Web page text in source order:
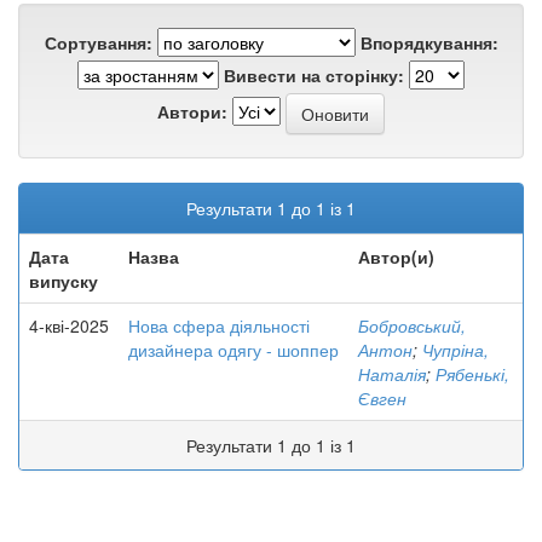
Сортування:
Впорядкування:
Вивести на сторінку:
Автори:
Результати 1 до 1 із 1
Дата
випуску
Назва Автор(и)
4-кві-2025
Нова сфера діяльності
дизайнера одягу - шоппер
Бобровський,
Антон; Чупріна,
Наталія; Рябенькі,
Євген
Результати 1 до 1 із 1